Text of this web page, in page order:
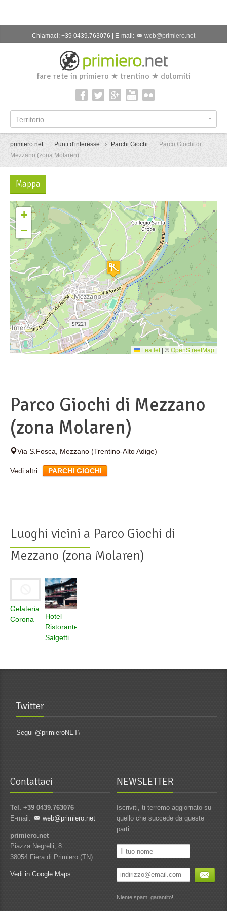
Chiamaci: +39 0439.763076 | E-mail: web@primiero.net
fare rete in primiero ★ trentino ★ dolomiti
Territorio
primiero.net Punti d'interesse Parchi Giochi
Parco Giochi di
Mezzano (zona Molaren)
Mappa
+
−
Leaflet | ©OpenStreetMap
Parco Giochi di Mezzano
(zona Molaren)
Via S.Fosca, Mezzano (Trentino-Alto Adige)
Vedi altri: PARCHI GIOCHI
Luoghi vicini a Parco Giochi di
Mezzano (zona Molaren)
Gelateria
Corona
Hotel
Ristorante
Salgetti
Twitter
Segui @primieroNET\
Contattaci
Tel. +39 0439.763076
E-mail:
web@primiero.net
primiero.net
Piazza Negrelli, 8
38054 Fiera di Primiero (TN)
Vedi in Google Maps
NEWSLETTER
Iscriviti, ti terremo aggiornato su
quello che succede da queste
parti.
Niente spam, garantito!